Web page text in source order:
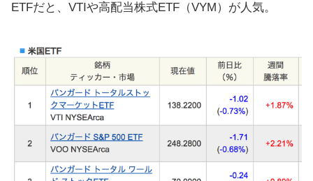
ETFだと、VTIや高配当株式ETF（VYM）が人気。